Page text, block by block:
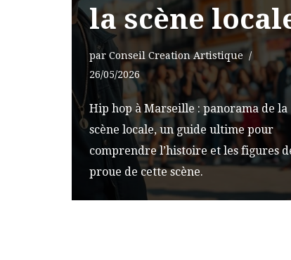
la scène
par Conseil Creation Artistique
26/05/2026
Hip hop à Marseille : panorama de la
scène locale, un guide ultime pour
comprendre l’histoire et les figures
proue de cette scène.